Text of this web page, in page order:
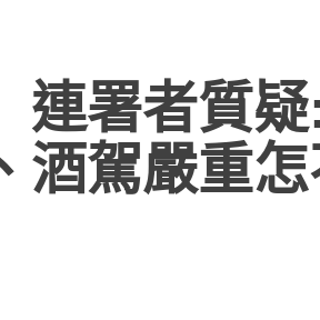
署者質
酒駕嚴重